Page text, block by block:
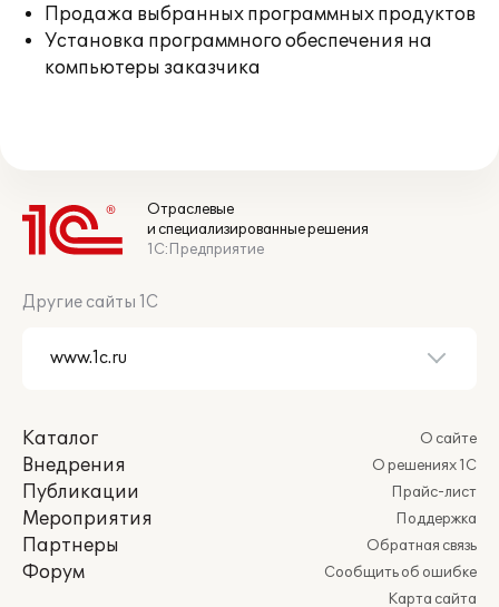
Продажа выбранных программных продуктов
Установка программного обеспечения на
компьютеры заказчика
Отраслевые
и специализированные решения
1С:Предприятие
Другие сайты 1С
Каталог
Внедрения
Публикации
Мероприятия
Партнеры
Форум
О сайте
О решениях 1С
Прайс-лист
Поддержка
Обратная связь
Сообщить об ошибке
Карта сайта